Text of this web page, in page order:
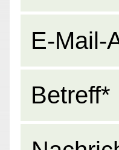
E-Mail-
Betreff*